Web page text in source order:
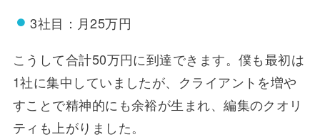
3社目：月25万円
こうして合計50万円に到達できます。僕も最初は
1社に集中していましたが、クライアントを増や
すことで精神的にも余裕が生まれ、編集のクオリ
ティも上がりました。